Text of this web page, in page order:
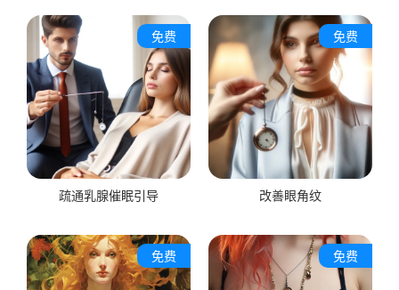
免费
疏通乳腺催眠引导
免费
改善眼角纹
免费 免费